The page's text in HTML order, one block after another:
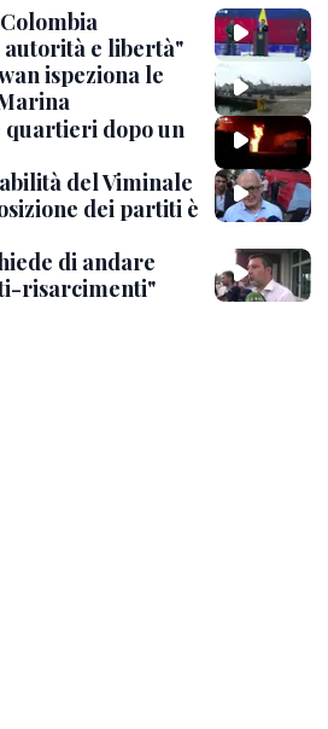
e libertà"
ispeziona le
quartieri dopo un
del Viminale
dei partiti è
di andare
risarcimenti"